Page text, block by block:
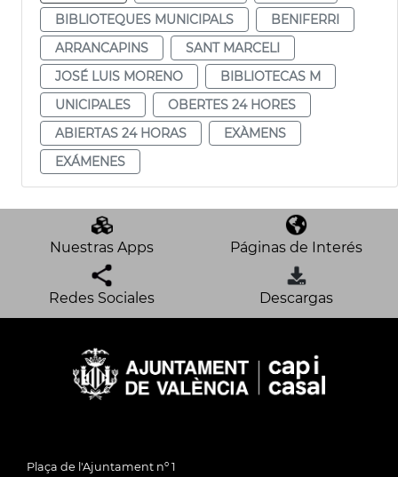
BIBLIOTEQUES MUNICIPALS
BENIFERRI
ARRANCAPINS
SANT MARCELI
JOSÉ LUIS MORENO
BIBLIOTECAS M
UNICIPALES
OBERTES 24 HORES
ABIERTAS 24 HORAS
EXÀMENS
EXÁMENES
Nuestras Apps Páginas de Interés
Redes Sociales Descargas
Plaça de l'Ajuntament nº 1